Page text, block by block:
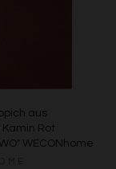
aus
Rot
WECONhome